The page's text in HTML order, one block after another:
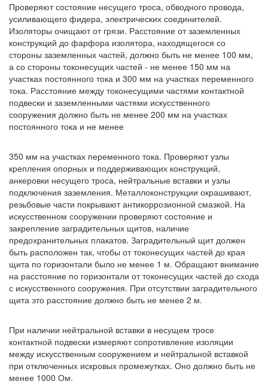
Проверяют состояние несущего троса, обводного провода,
усиливающего фидера, электрических соединителей.
Изоляторы очищают от грязи. Расстояние от заземленных
конструкций до фарфора изолятора, находящегося со
стороны заземленных частей, должно быть не менее 100 мм,
а со стороны токонесущих частей - не менее 150 мм на
участках постоянного тока и 300 мм на участках переменного
тока. Расстояние между токонесущими частями контактной
подвески и заземленными частями искусственного
сооружения должно быть не менее 200 мм на участках
постоянного тока и не менее
350 мм на участках переменного тока. Проверяют узлы
крепления опорных и поддерживающих конструкций,
анкеровки несущего троса, нейтральные вставки и узлы
подключения заземления. Металлоконструкции окрашивают,
резьбовые части покрывают антикоррозионной смазкой. На
искусственном сооружении проверяют состояние и
закрепление заградительных щитов, наличие
предохранительных плакатов. Заградительный щит должен
быть расположен так, чтобы от токонесущих частей до края
щита по горизонтали было не менее 1 м. Обращают внимание
на расстояние по горизонтали от токонесущих частей до схода
с искусственного сооружения. При отсутствии заградительного
щита это расстояние должно быть не менее 2 м.
При наличии нейтральной вставки в несущем тросе
контактной подвески измеряют сопротивление изоляции
между искусственным сооружением и нейтральной вставкой
при отключенных искровых промежутках. Оно должно быть не
менее 1000 Ом.